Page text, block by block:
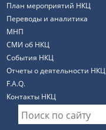
План мероприятий НКЦ
Переводы и аналитика
МНП
СМИ об НКЦ
События НКЦ
Отчеты о деятельности НКЦ
F.A.Q.
Контакты НКЦ